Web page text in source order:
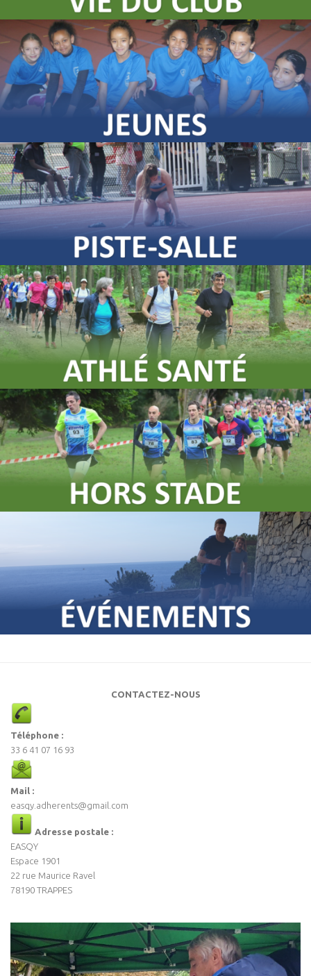
CONTACTEZ-NOUS
Téléphone :
33 6 41 07 16 93
Mail :
easqy.adherents@gmail.com
Adresse postale :
EASQY
Espace 1901
22 rue Maurice Ravel
78190 TRAPPES